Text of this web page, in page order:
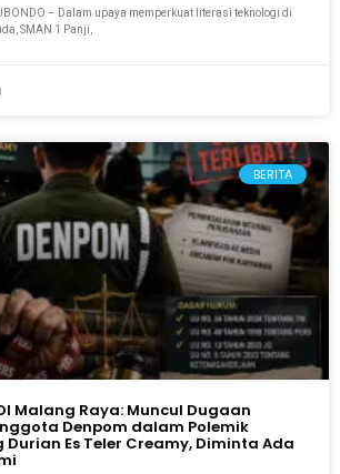
– Dalam upaya memperkuat literasi teknologi di
SMAN 1 Panji,
BERITA
Malang Raya: Muncul Dugaan
Denpom dalam Polemik
Es Teler Creamy, Diminta Ada